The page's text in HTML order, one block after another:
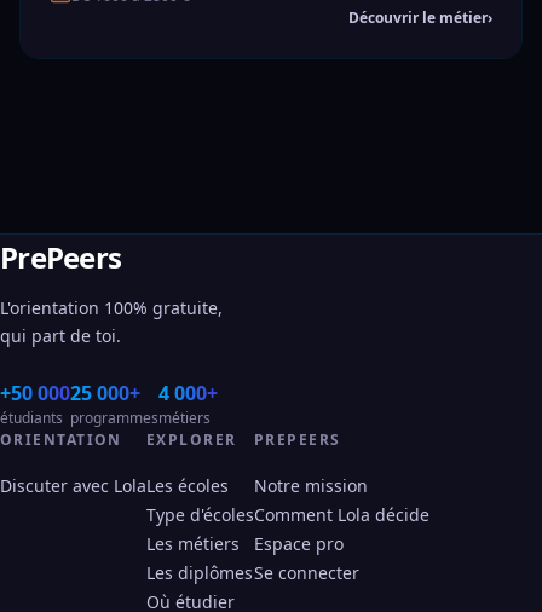
Découvrir le métier›
PrePeers
L'orientation 100% gratuite,
qui part de toi.
+50 000
étudiants
25 000+
programmes
4 000+
métiers
ORIENTATION
Discuter avec Lola
EXPLORER
Les écoles
Type d'écoles
Les métiers
Les diplômes
Où étudier
PREPEERS
Notre mission
Comment Lola décide
Espace pro
Se connecter